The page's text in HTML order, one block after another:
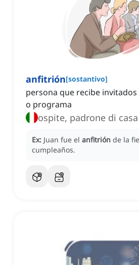
anfitrión[sostantivo]
persona que recibe invitados
o programa
ospite, padrone di casa
Ex: Juan fue el anfitrión de la
cumpleaños.